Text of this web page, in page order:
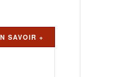
SAVOIR +